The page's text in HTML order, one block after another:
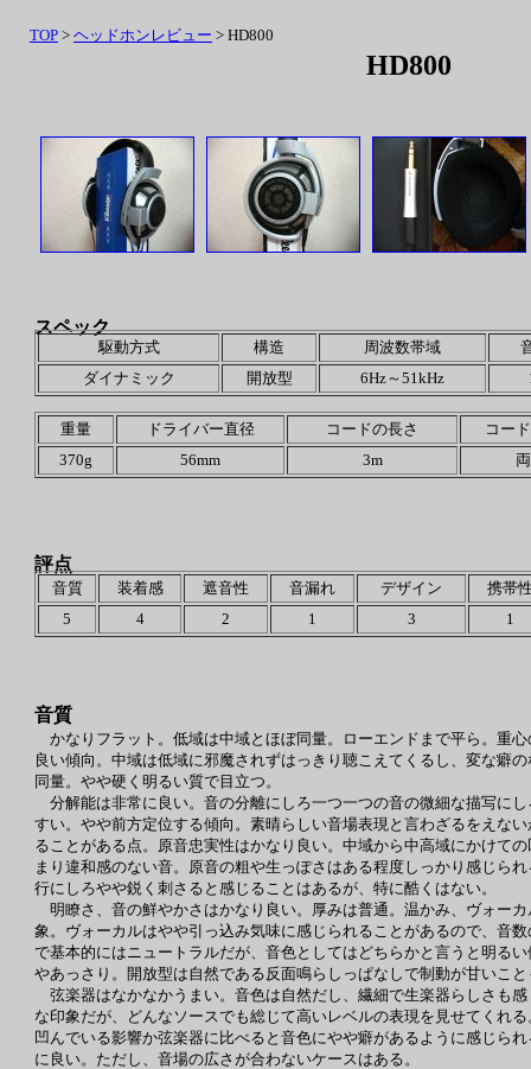
HD800
音質
かなりフラット。低域は中域とほぼ同量。ローエンドまで平ら。重
良い傾向。中域は低域に邪魔されずはっきり聴こえてくるし、変な癖
同量。やや硬く明るい質で目立つ。
分解能は非常に良い。音の分離にしろ一つ一つの音の微細な描写に
すい。やや前方定位する傾向。素晴らしい音場表現と言わざるをえな
ることがある点。原音忠実性はかなり良い。中域から中高域にかけて
まり違和感のない音。原音の粗や生っぽさはある程度しっかり感じら
行にしろやや鋭く刺さると感じることはあるが、特に酷くはない。
明瞭さ、音の鮮やかさはかなり良い。厚みは普通。温かみ、ヴォー
象。ヴォーカルはやや引っ込み気味に感じられることがあるので、音
で基本的にはニュートラルだが、音色としてはどちらかと言うと明る
やあっさり。開放型は自然である反面鳴らしっぱなしで制動が甘いこ
弦楽器はなかなかうまい。音色は自然だし、繊細で生楽器らしさも
な印象だが、どんなソースでも総じて高いレベルの表現を見せてくれ
凹んでいる影響か弦楽器に比べると音色にやや癖があるように感じら
に良い。ただし、音場の広さが合わないケースはある。
スペック
駆動方式 構造 周波数帯域
ダイナミック
開放型 6Hz～51kHz
重量 ドライバー直径 コードの長さ
コー
370g
56mm 3m
評点
音質 装着感 遮音性 音漏れ デザイン
携帯
5
4 2 1 3 1
TOP > ヘッドホンレビュー > HD800